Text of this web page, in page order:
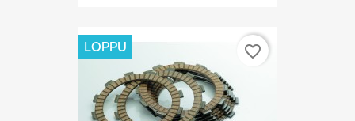
LOPPU favorite_border